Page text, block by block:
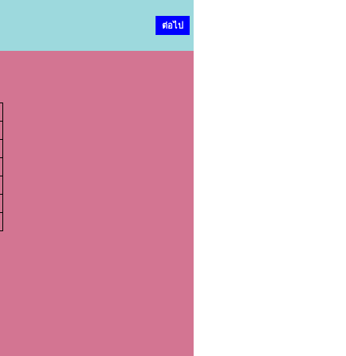
ต่อไป